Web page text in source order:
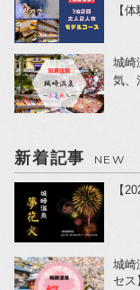
【体
城崎
気、
新着記事 NEW
【
城崎
セス